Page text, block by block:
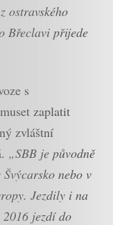
ostravského
Břeclavi přijede
s
zaplatit
zvláštní
„SBB je původně
nebo v
Jezdily i na
jezdí do